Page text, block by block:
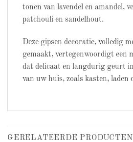
tonen van lavendel en amandel,
patchouli en sandelhout.
Deze gipsen decoratie, volledig
gemaakt, vertegenwoordigt een
dat delicaat en langdurig geurt
van uw huis, zoals kasten, laden
GERELATEERDE PRODUCTEN